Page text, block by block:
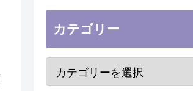
カテゴリー